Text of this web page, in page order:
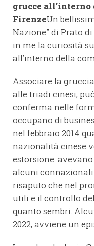
grucce
FirenzeUn
Nazione” di Prato
in me la curiosità
all’interno della
Associare la
alle triadi cinesi,
conferma nelle
occupano di
nel febbraio 2014
nazionalità cinese
estorsione:
alcuni
risaputo che nel
utili e il controllo
quanto sembri.
2022, avviene un